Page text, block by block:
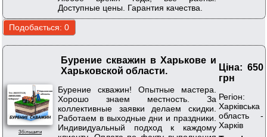
Доступные цены. Гарантия качества.
Збільшити
Бурение скважин в Харькове и
Харьковской области.
Бурение скважин! Опытные мастера.
Хорошо знаем местность. За
коллективные заявки делаем скидки.
Работаем в выходные дни и праздники.
Индивидуальный подход к каждому
Ціна: 650
грн
Регіон:
Харківська
область -
Харків